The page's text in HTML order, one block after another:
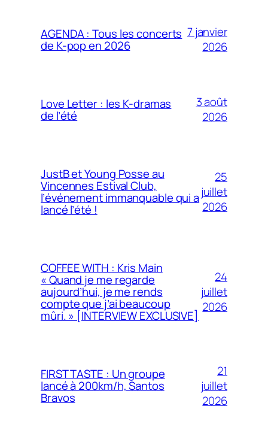
AGENDA : Tous les concerts
de K-pop en 2026
7 janvier
2026
Love Letter : les K-dramas
de l’été
3 août
2026
JustB et Young Posse au
Vincennes Estival Club,
l’événement immanquable qui a
lancé l’été !
25
juillet
2026
COFFEE WITH : Kris Main
« Quand je me regarde
aujourd’hui, je me rends
compte que j’ai beaucoup
mûri. » [INTERVIEW EXCLUSIVE]
24
juillet
2026
FIRST TASTE : Un groupe
lancé à 200km/h, Santos
Bravos
21
juillet
2026